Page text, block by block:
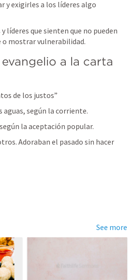
y exigirles a los líderes algo
líderes que sienten que no pueden
o mostrar vulnerabilidad.
a la carta
de los justos”
aguas, según la corriente.
la aceptación popular.
Adoraban el pasado sin hacer
See more